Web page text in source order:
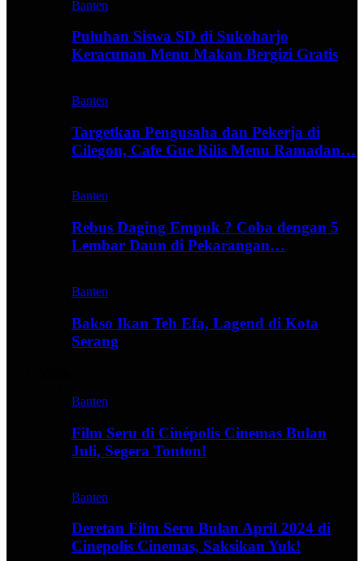
Banten
Puluhan Siswa SD di Sukoharjo
Keracunan Menu Makan Bergizi Gratis
Banten
Targetkan Pengusaha dan Pekerja di
Cilegon, Cafe Gue Rilis Menu Ramadan…
Banten
Rebus Daging Empuk ? Coba dengan 5
Lembar Daun di Pekarangan…
Banten
Bakso Ikan Teh Efa, Lagend di Kota
Serang
Banten
Film Seru di Cinépolis Cinemas Bulan
Juli, Segera Tonton!
Banten
Deretan Film Seru Bulan April 2024 di
Cinepolis Cinemas, Saksikan Yuk!